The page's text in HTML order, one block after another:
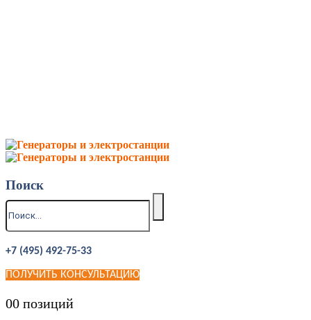
Поиск
+7 (495) 492-75-33
ПОЛУЧИТЬ КОНСУЛЬТАЦИЮ
00 позиций